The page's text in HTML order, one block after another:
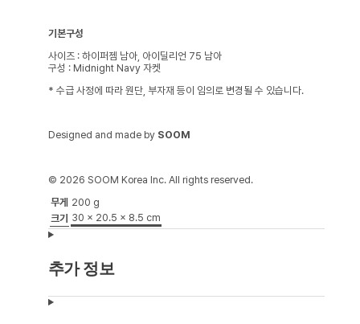
기본구성
사이즈 : 하이퍼젬 남아, 아이딜리언 75 남아
구성 : Midnight Navy 자켓
* 수급 사정에 따라 원단, 부자재 등이 임의로 변경될 수 있습니다.
Designed and made by SOOM
© 2026 SOOM Korea Inc. All rights reserved.
무게 200 g
크기 30 × 20.5 × 8.5 cm
추가 정보